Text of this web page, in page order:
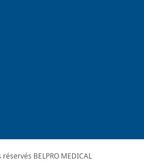
BELPRO MEDICAL